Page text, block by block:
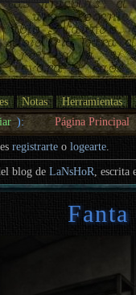
Notas
Herramientas
): Página Principal
registrarte ologearte.
blog deLaNsHoR , escrita